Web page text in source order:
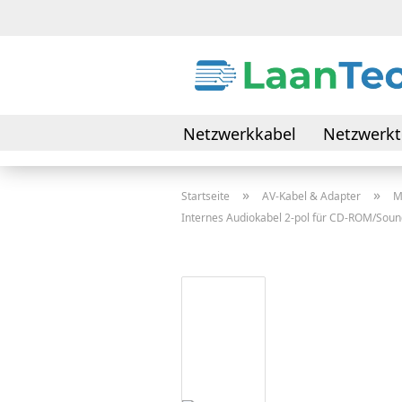
Netzwerkkabel
Daten- & Verbindungskabel
Startseite » AV-Kabel & Adapter »
Internes Audiokabel 2-pol für CD-ROM/